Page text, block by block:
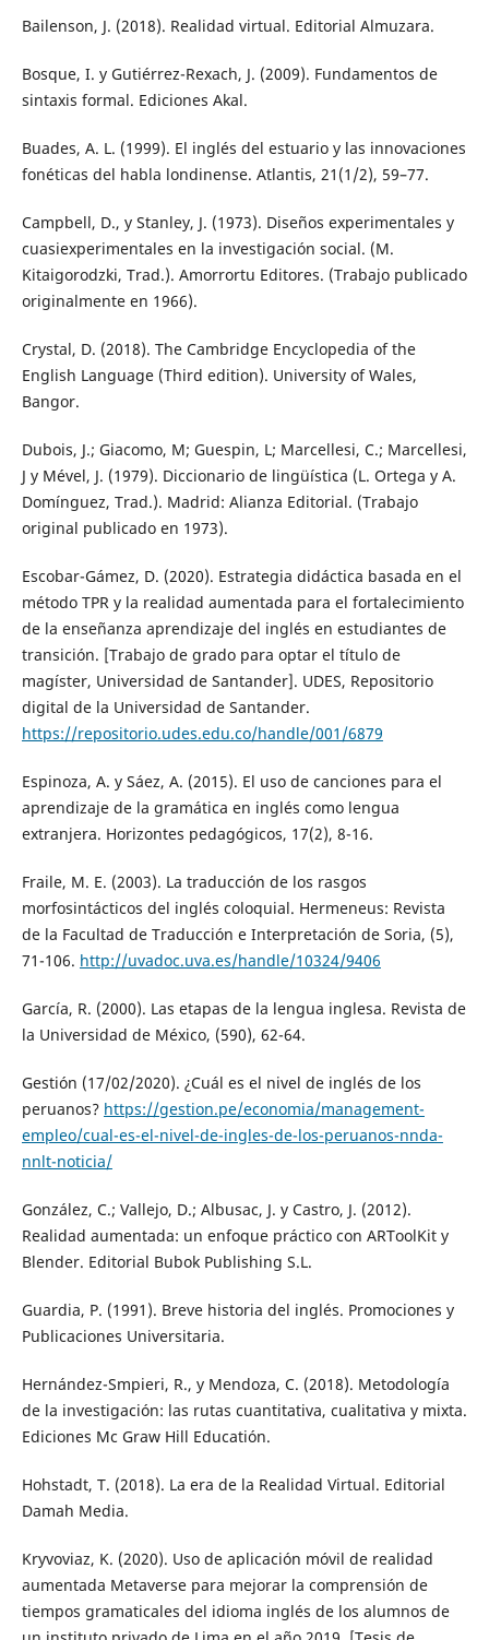
Bailenson, J. (2018). Realidad virtual. Editorial Almuzara.
Bosque, I. y Gutiérrez-Rexach, J. (2009). Fundamentos de
sintaxis formal. Ediciones Akal.
Buades, A. L. (1999). El inglés del estuario y las innovaciones
fonéticas del habla londinense. Atlantis, 21(1/2), 59–77.
Campbell, D., y Stanley, J. (1973). Diseños experimentales y
cuasiexperimentales en la investigación social. (M.
Kitaigorodzki, Trad.). Amorrortu Editores. (Trabajo publicado
originalmente en 1966).
Crystal, D. (2018). The Cambridge Encyclopedia of the
English Language (Third edition). University of Wales,
Bangor.
Dubois, J.; Giacomo, M; Guespin, L; Marcellesi, C.; Marcellesi,
J y Mével, J. (1979). Diccionario de lingüística (L. Ortega y A.
Domínguez, Trad.). Madrid: Alianza Editorial. (Trabajo
original publicado en 1973).
Escobar-Gámez, D. (2020). Estrategia didáctica basada en el
método TPR y la realidad aumentada para el fortalecimiento
de la enseñanza aprendizaje del inglés en estudiantes de
transición. [Trabajo de grado para optar el título de
magíster, Universidad de Santander]. UDES, Repositorio
digital de la Universidad de Santander.
https://repositorio.udes.edu.co/handle/001/6879
Espinoza, A. y Sáez, A. (2015). El uso de canciones para el
aprendizaje de la gramática en inglés como lengua
extranjera. Horizontes pedagógicos, 17(2), 8-16.
Fraile, M. E. (2003). La traducción de los rasgos
morfosintácticos del inglés coloquial. Hermeneus: Revista
de la Facultad de Traducción e Interpretación de Soria, (5),
71-106. http://uvadoc.uva.es/handle/10324/9406
García, R. (2000). Las etapas de la lengua inglesa. Revista de
la Universidad de México, (590), 62-64.
Gestión (17/02/2020). ¿Cuál es el nivel de inglés de los
peruanos? https://gestion.pe/economia/management-
empleo/cual-es-el-nivel-de-ingles-de-los-peruanos-nnda-
nnlt-noticia/
González, C.; Vallejo, D.; Albusac, J. y Castro, J. (2012).
Realidad aumentada: un enfoque práctico con ARToolKit y
Blender. Editorial Bubok Publishing S.L.
Guardia, P. (1991). Breve historia del inglés. Promociones y
Publicaciones Universitaria.
Hernández-Smpieri, R., y Mendoza, C. (2018). Metodología
de la investigación: las rutas cuantitativa, cualitativa y mixta.
Ediciones Mc Graw Hill Educatión.
Hohstadt, T. (2018). La era de la Realidad Virtual. Editorial
Damah Media.
Kryvoviaz, K. (2020). Uso de aplicación móvil de realidad
aumentada Metaverse para mejorar la comprensión de
tiempos gramaticales del idioma inglés de los alumnos de